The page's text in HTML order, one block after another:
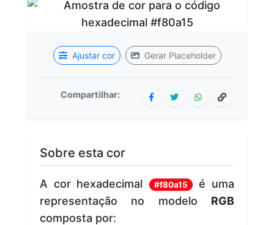
Ajustar cor Gerar Placeholder
Compartilhar:
Sobre esta cor
A cor hexadecimal #f80a15
é uma
representação no modelo RGB
composta por: